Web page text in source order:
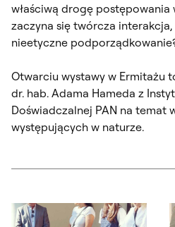
właściwą drogę postępowania
zaczyna się twórcza
nieetyczne
Otwarciu wystawy w Ermitażu
dr. hab. Adama Hameda z
Doświadczalnej PAN na temat
występujących w naturze.